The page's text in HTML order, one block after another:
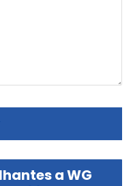
a WG